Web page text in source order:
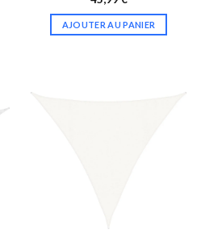
AJOUTER AU PANIER